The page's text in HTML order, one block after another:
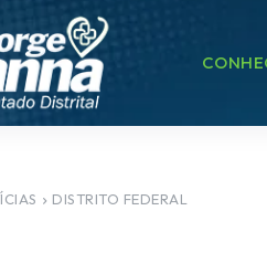
DISTRITO FEDERAL